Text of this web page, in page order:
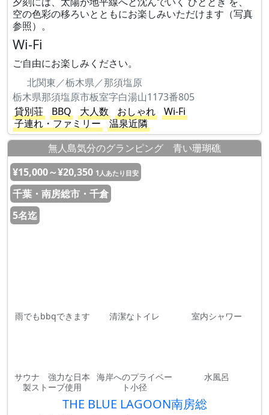
空の色彩の移ろいとともにお楽しみいただけます（写真
参照）。
Wi-Fi
ご自由にお楽しみください。
北関東／栃木県／那須塩原
栃木県那須塩原市板室字白湯山1173番805
貸別荘
BBQ 大人数 おしゃれ
Wi-Fi
子連れ・ファミリー
温泉近隣
無人島気分のグランピング 青い珊瑚礁
¥15,000～¥20,350 1人あたり目安
千葉・南房総市・千倉
5名迄
雨でもbbqできます 清潔なトイレ 室内シャワー
サウナ 強力な日本
製ストーブ使用
海岸へのプライベー
ト小径
水風呂
THE BLUE LAGOON南房総